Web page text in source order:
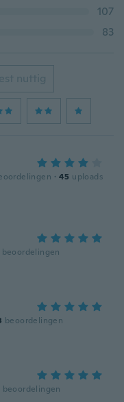
107
83
nuttig
· 45 uploads
beoordelingen
beoordelingen
beoordelingen